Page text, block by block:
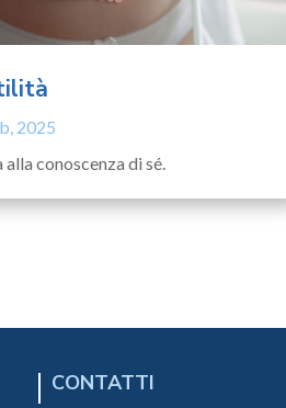
2025
alla conoscenza di sé.
CONTATTI